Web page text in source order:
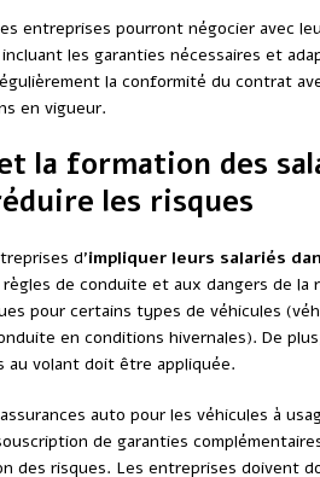
entreprises pourront négocier avec
les garanties nécessaires et
la conformité du contrat
en vigueur.
la formation des
les risques
d’impliquer leurs salariés
de conduite et aux dangers de
pour certains types de véhicules
en conditions hivernales). De
au volant doit être appliquée.
auto pour les véhicules à
de garanties
des risques. Les entreprises doivent